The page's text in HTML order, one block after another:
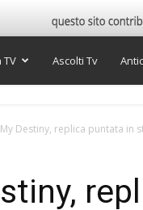
TV Ascolti Tv
Destiny, replica puntata in